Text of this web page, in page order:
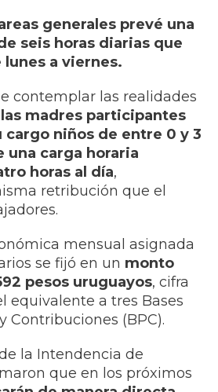
generales prevé una
seis horas diarias que
a viernes.
contemplar las realidades
madres participantes
cargo niños de entre 0 y 3
una carga horaria
horas al día,
retribución que el
mensual asignada
se fijó en un monto
pesos uruguayos, cifra
equivalente a tres Bases
Contribuciones (BPC).
la Intendencia de
que en los próximos